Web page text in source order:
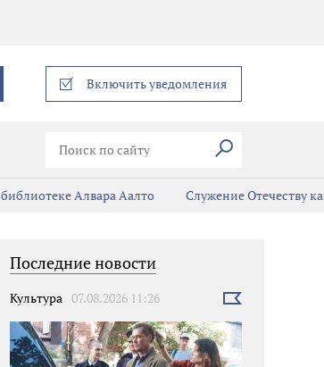
Включить уведомления
Искать
Алвара Аалто Служение Отечеству
Последние новости
Культура 07.08.2026 11:26
Выбрать